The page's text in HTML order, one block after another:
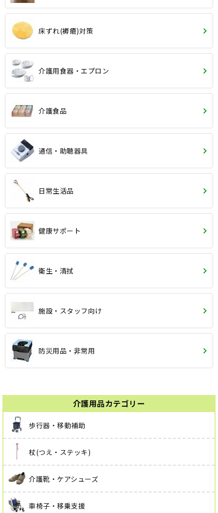
介護用品カテゴリー
歩行器・移動補助
杖(つえ・ステッキ)
介護靴・ケアシューズ
車椅子・移乗支援
床ずれ(褥瘡)対策
介護用食器・エプロン
介護食品
通信・助聴器具
日常生活品
健康サポート
衛生・清拭
施設・スタッフ向け
防災用品・非常用